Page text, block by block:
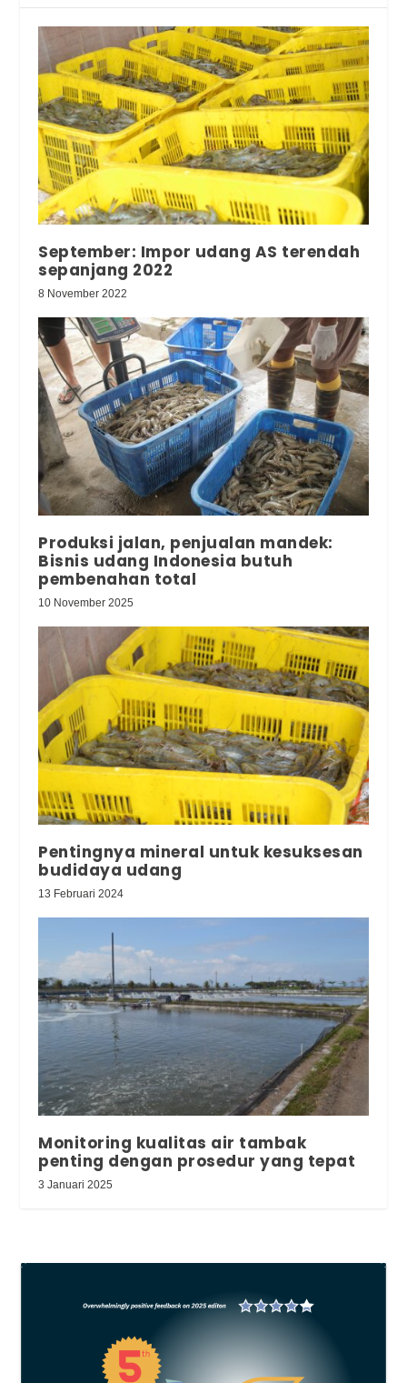
September: Impor udang AS terendah
sepanjang 2022
8 November 2022
Produksi jalan, penjualan mandek:
Bisnis udang Indonesia butuh
pembenahan total
10 November 2025
Pentingnya mineral untuk kesuksesan
budidaya udang
13 Februari 2024
Monitoring kualitas air tambak
penting dengan prosedur yang tepat
3 Januari 2025